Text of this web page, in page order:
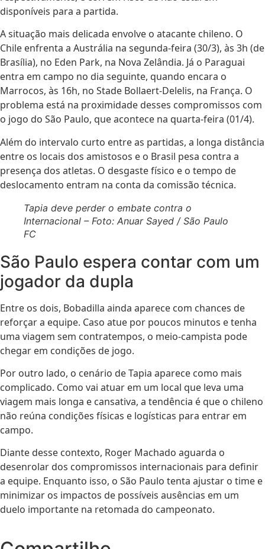
disponíveis para a partida.
A situação mais delicada envolve o atacante chileno. O
Chile enfrenta a Austrália na segunda-feira (30/3), às 3h (de
Brasília), no Eden Park, na Nova Zelândia. Já o Paraguai
entra em campo no dia seguinte, quando encara o
Marrocos, às 16h, no Stade Bollaert-Delelis, na França. O
problema está na proximidade desses compromissos com
o jogo do São Paulo, que acontece na quarta-feira (01/4).
Além do intervalo curto entre as partidas, a longa distância
entre os locais dos amistosos e o Brasil pesa contra a
presença dos atletas. O desgaste físico e o tempo de
deslocamento entram na conta da comissão técnica.
Tapia deve perder o embate contra o
Internacional – Foto: Anuar Sayed / São Paulo
FC
São Paulo espera contar com um
jogador da dupla
Entre os dois, Bobadilla ainda aparece com chances de
reforçar a equipe. Caso atue por poucos minutos e tenha
uma viagem sem contratempos, o meio-campista pode
chegar em condições de jogo.
Por outro lado, o cenário de Tapia aparece como mais
complicado. Como vai atuar em um local que leva uma
viagem mais longa e cansativa, a tendência é que o chileno
não reúna condições físicas e logísticas para entrar em
campo.
Diante desse contexto, Roger Machado aguarda o
desenrolar dos compromissos internacionais para definir
a equipe. Enquanto isso, o São Paulo tenta ajustar o time e
minimizar os impactos de possíveis ausências em um
duelo importante na retomada do campeonato.